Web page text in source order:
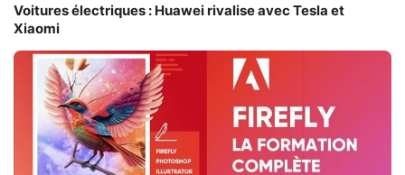
Voitures électriques : Huawei rivalise avec Tesla et
Xiaomi